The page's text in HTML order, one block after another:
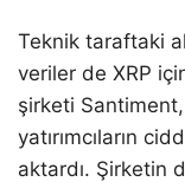
Teknik taraftaki
veriler de XRP
şirketi
yatırımcıların
aktardı. Şirketin